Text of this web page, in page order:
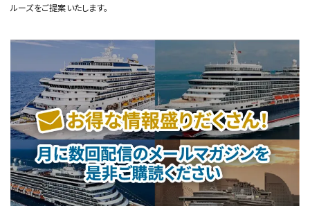
ルーズをご提案いたします。